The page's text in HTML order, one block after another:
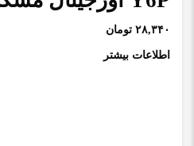
۲۸,۳۴۰ تومان
اطلاعات بیشتر